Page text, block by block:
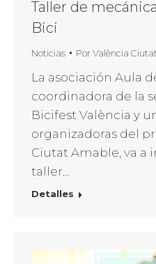
Taller de
Bici
Noticias PorValència
La asociación Aula
coordinadora de la
Bicifest València y
organizadoras del
Ciutat Amable, va
taller…
Detalles